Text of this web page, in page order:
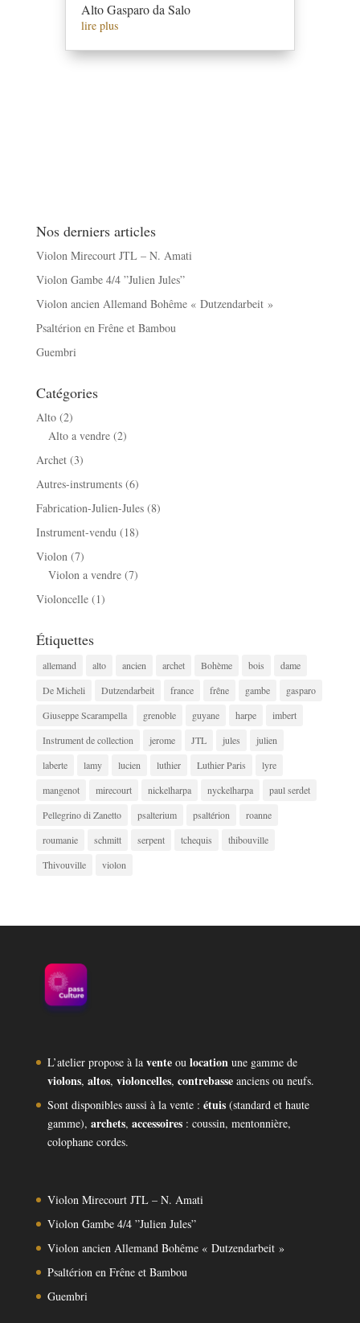
Alto Gasparo da Salo
lire plus
Nos derniers articles
Violon Mirecourt JTL – N. Amati
Violon Gambe 4/4 ”Julien Jules”
Violon ancien Allemand Bohême « Dutzendarbeit »
Psaltérion en Frêne et Bambou
Guembri
Catégories
Alto(2)
Alto a vendre(2)
Archet(3)
Autres-instruments(6)
Fabrication-Julien-Jules(8)
Instrument-vendu(18)
Violon(7)
Violon a vendre(7)
Violoncelle(1)
Étiquettes
allemand alto ancien archet Bohème bois
dame
De Micheli
Dutzendarbeit france frêne gambe
gasparo
Giuseppe Scarampella
grenoble guyane harpe
imbert
Instrument de collection
jerome JTL jules
julien
laberte
lamy lucien luthier Luthier Paris
lyre
mangenot
mirecourt nickelharpa nyckelharpa
paul serdet
Pellegrino di Zanetto
psalterium psaltérion
roanne
roumanie
schmitt serpent tchequis
thibouville
Thivouville
violon
L’atelier propose à laventeou locationune gamme de
violons, altos, violoncelles, contrebasseanciens ou neufs.
Sont disponibles aussi à la vente : étuis(standard et haute
gamme), archets, accessoires: coussin, mentonnière,
colophane cordes.
Violon Mirecourt JTL – N. Amati
Violon Gambe 4/4 ”Julien Jules”
Violon ancien Allemand Bohême « Dutzendarbeit »
Psaltérion en Frêne et Bambou
Guembri